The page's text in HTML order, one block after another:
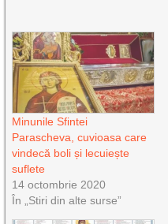
Minunile Sfintei
Parascheva, cuvioasa care
vindecă boli și lecuiește
suflete
14 octombrie 2020
În „Stiri din alte surse”